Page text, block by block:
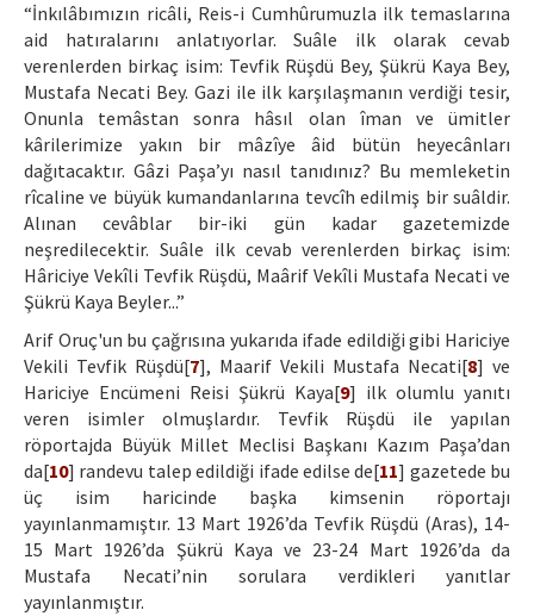
“İnkılâbımızın ricâli, Reis-i Cumhûrumuzla ilk temaslarına
aid hatıralarını anlatıyorlar. Suâle ilk olarak cevab
verenlerden birkaç isim: Tevfik Rüşdü Bey, Şükrü Kaya Bey,
Mustafa Necati Bey. Gazi ile ilk karşılaşmanın verdiği tesir,
Onunla temâstan sonra hâsıl olan îman ve ümitler
kârilerimize yakın bir mâzîye âid bütün heyecânları
dağıtacaktır. Gâzi Paşa’yı nasıl tanıdınız? Bu memleketin
rîcaline ve büyük kumandanlarına tevcîh edilmiş bir suâldir.
Alınan cevâblar bir-iki gün kadar gazetemizde
neşredilecektir. Suâle ilk cevab verenlerden birkaç isim:
Hâriciye Vekîli Tevfik Rüşdü, Maârif Vekîli Mustafa Necati ve
Şükrü Kaya Beyler...”
Arif Oruç'un bu çağrısına yukarıda ifade edildiği gibi Hariciye
Vekili Tevfik Rüşdü[7], Maarif Vekili Mustafa Necati[8] ve
Hariciye Encümeni Reisi Şükrü Kaya[9] ilk olumlu yanıtı
veren isimler olmuşlardır. Tevfik Rüşdü ile yapılan
röportajda Büyük Millet Meclisi Başkanı Kazım Paşa’dan
da[10] randevu talep edildiği ifade edilse de[11] gazetede bu
üç isim haricinde başka kimsenin röportajı
yayınlanmamıştır. 13 Mart 1926’da Tevfik Rüşdü (Aras), 14-
15 Mart 1926’da Şükrü Kaya ve 23-24 Mart 1926’da da
Mustafa Necati’nin sorulara verdikleri yanıtlar
yayınlanmıştır.